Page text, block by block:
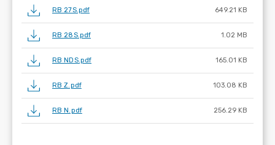
RB 27S.pdf 649.21 KB
RB 28S.pdf 1.02 MB
RB NDS.pdf 165.01 KB
RB Z.pdf 103.08 KB
RB N.pdf 256.29 KB